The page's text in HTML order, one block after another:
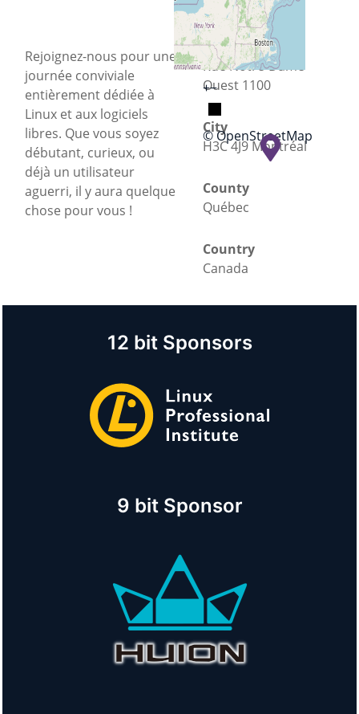
Rejoignez-nous pour une
journée conviviale
entièrement dédiée à
Linux et aux logiciels
libres. Que vous soyez
débutant, curieux, ou
déjà un utilisateur
aguerri, il y aura quelque
chose pour vous !
+−
© OpenStreetMap
Street
Rue Notre-Dame
Ouest 1100
City
H3C 4J9 Montréal
County
Québec
Country
Canada
12 bit Sponsors
9 bit Sponsor